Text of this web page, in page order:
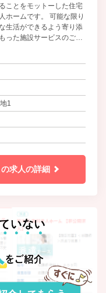
ことをモットーした住宅
ホームです。 可能な限り
生活ができるよう寄り添
った施設サービスのご提
を重視した介護保険サー
案をさせていただきま
関と連携を図り、「終の
ります。
1
の求人の詳細